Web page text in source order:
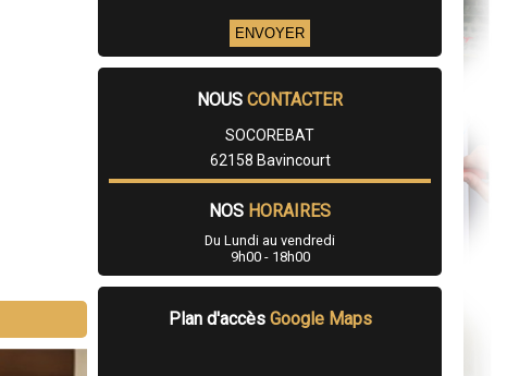
NOUS CONTACTER
SOCOREBAT
62158 Bavincourt
NOS HORAIRES
Du Lundi au vendredi
9h00 - 18h00
Plan d'accès Google Maps